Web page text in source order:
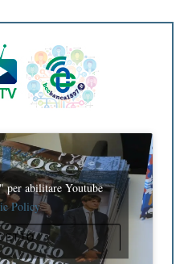
per abilitare Youtube
Policy